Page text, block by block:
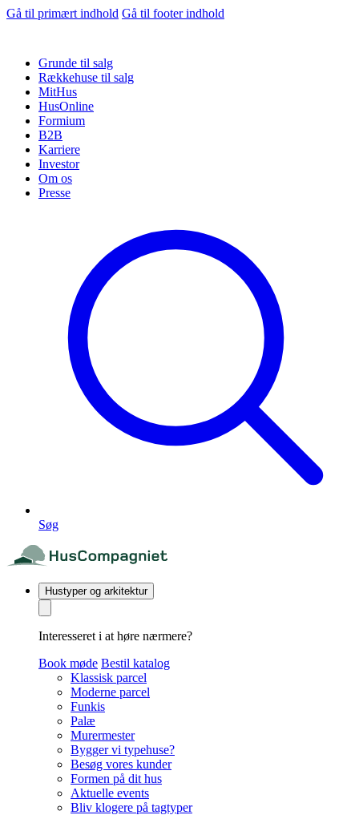
Gå til primært indhold Gå til footer indhold
Grunde til salg
Rækkehuse til salg
MitHus
HusOnline
Formium
B2B
Karriere
Investor
Om os
Presse
Søg
Hustyper og arkitektur
Interesseret i at høre nærmere?
Book møde Bestil katalog
Klassisk parcel
Moderne parcel
Funkis
Palæ
Murermester
Bygger vi typehuse?
Besøg vores kunder
Formen på dit hus
Aktuelle events
Bliv klogere på tagtyper